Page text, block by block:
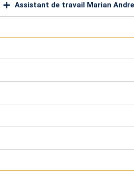
Assistant de travail Marian